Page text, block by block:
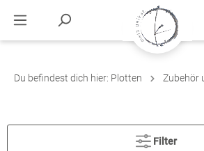
Du befindest dich hier: Plotten Zubehör
Filter